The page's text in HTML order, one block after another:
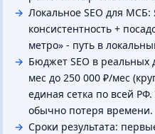
Локальное SEO для МСБ:
консистентность +
метро» - путь в
Бюджет SEO в реальных
мес до 250 000 ₽/мес
единая сетка по всей
обычно потеря времени.
Сроки результата: